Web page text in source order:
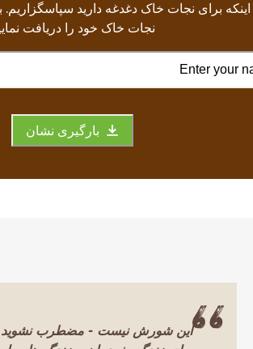
اینکه برای نجات خاک دغدغه دارید
نجات خاک خود را دریافت
بارگیری نشان
این شورش نیست - مضطرب نشوید.